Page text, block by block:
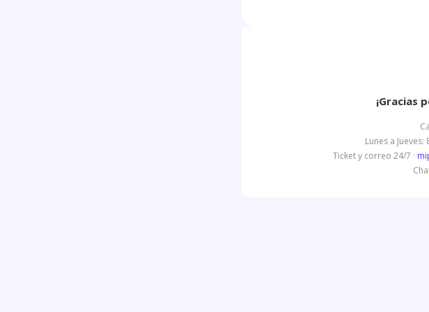
¡Gracias
Lunes a
Ticket y correo 24/7 ·